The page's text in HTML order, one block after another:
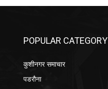
POPULAR CATEGORY
कुशीनगर समाचार
पडरौना